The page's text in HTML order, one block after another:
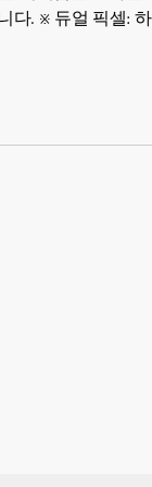
다. ※ 듀얼 픽셀: